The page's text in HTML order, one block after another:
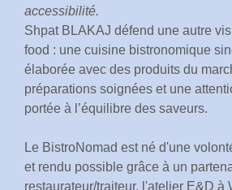
accessibilité.
Shpat BLAKAJ défend une autre
food : une cuisine bistronomique
élaborée avec des produits du
préparations soignées et une
portée à l’équilibre des saveurs.
Le BistroNomad est né d'une
et rendu possible grâce à un
restaurateur/traiteur, l'atelier E&D à